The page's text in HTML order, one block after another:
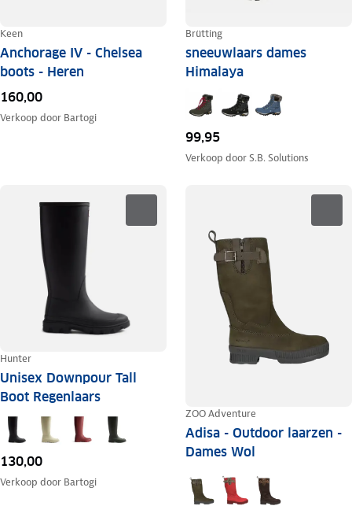
Keen
Anchorage IV - Chelsea
boots - Heren
160,00
Verkoop door Bartogi
Brütting
sneeuwlaars dames
Himalaya
99,95
Verkoop doorS.B. Solutions
Hunter
Unisex Downpour Tall
Boot Regenlaars
130,00
Verkoop door Bartogi
ZOO Adventure
Adisa - Outdoor laarzen -
Dames Wol